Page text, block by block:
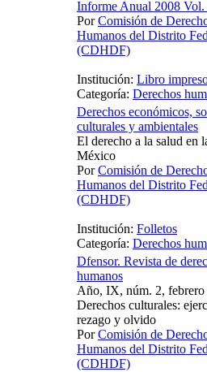
Informe Anual 2008
PorComisión de
Humanos del Distrito
(CDHDF)
Institución: Libro
Categoría: Derechos
Derechos económicos,
culturales y ambientales
El derecho a la salud en
México
PorComisión de
Humanos del Distrito
(CDHDF)
Institución: Folletos
Categoría: Derechos
Dfensor. Revista de
humanos
Año, IX, núm. 2, febrero
Derechos culturales:
rezago y olvido
PorComisión de
Humanos del Distrito
(CDHDF)